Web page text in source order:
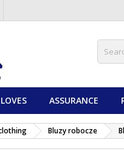
ASSURANCE
Bluzy robocze